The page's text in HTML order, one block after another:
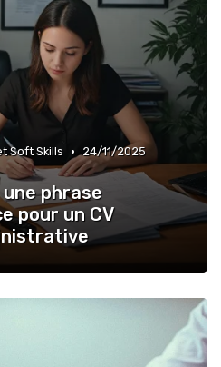
Soft Skills • 24/11/2025
phrase
pour un CV